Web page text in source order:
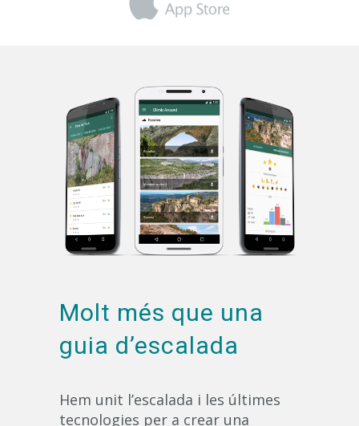
Molt més que una
guia d’escalada
Hem unit l’escalada i les últimes
tecnologies per a crear una